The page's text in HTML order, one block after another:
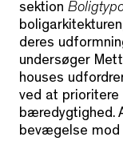
sektion
deres
undersøger
houses
ved at prioritere
bæredygtighed.
bevægelse mod